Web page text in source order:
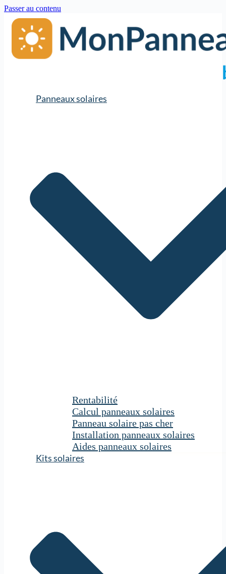
Passer au contenu
Panneaux solaires
Rentabilité
Calcul panneaux solaires
Panneau solaire pas cher
Installation panneaux solaires
Aides panneaux solaires
Kits solaires